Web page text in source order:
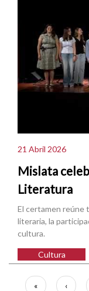
21 Abril 2026
Mislata
Literatura
El certamen reúne
literaria, la
cultura.
Cultura
Paginación
Primera
«
Página
‹